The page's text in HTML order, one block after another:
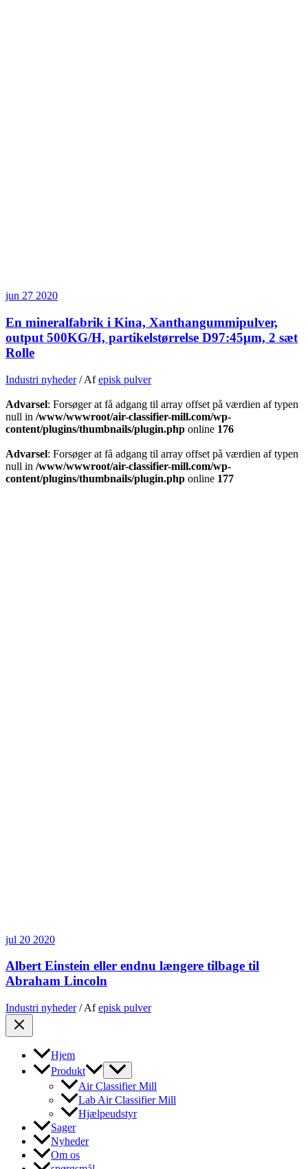
jun 27 2020
En mineralfabrik i Kina, Xanthangummipulver,
output 500KG/H, partikelstørrelse D97:45μm, 2 sæt
Rolle
Industri nyheder/ Afepisk pulver
Advarsel: Forsøger at få adgang til array offset på værdien af typen
null in /www/wwwroot/air-classifier-mill.com/wp-
content/plugins/thumbnails/plugin.php online 176
Advarsel: Forsøger at få adgang til array offset på værdien af typen
null in /www/wwwroot/air-classifier-mill.com/wp-
content/plugins/thumbnails/plugin.php online 177
jul 20 2020
Albert Einstein eller endnu længere tilbage til
Abraham Lincoln
Industri nyheder/ Afepisk pulver
Hjem
Produkt
Air Classifier Mill
Lab Air Classifier Mill
Hjælpeudstyr
Sager
Nyheder
Om os